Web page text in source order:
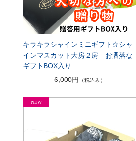
キラキラシャインミニギフト☆シャ
インマスカット大房２房 お洒落な
ギフトBOX入り
6,000円 （税込み）